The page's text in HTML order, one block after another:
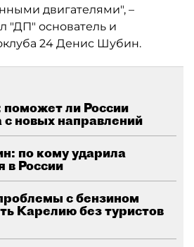
двигателями", –
"ДП" основатель и
24 Денис Шубин.
ли России
новых направлений
по кому ударила
в России
с бензином
Карелию без туристов